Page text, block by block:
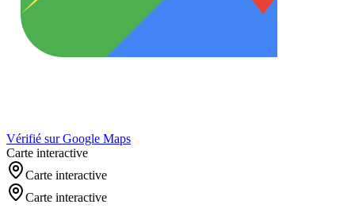
Vérifié sur Google Maps
Carte interactive
Carte interactive
Carte interactive